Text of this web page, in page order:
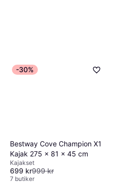
-30%
Bestway Cove Champion X1
Kajak 275 x 81 x 45 cm
Kajakset
699 kr999 kr
7 butiker